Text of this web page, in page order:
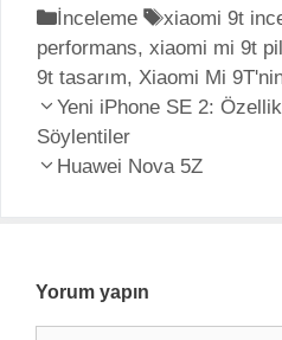
K
a
t
e
g
o
e
İnceleme
E
t
i
k
t
xiaomi 9t
performans, xiaomi mi 9t
9t tasarım, Xiaomi Mi
Y
a
z
l
Yeni iPhone SE 2:
Söylentiler
Huawei Nova 5Z
Yorum yapın